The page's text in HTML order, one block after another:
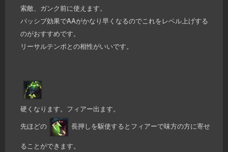
索敵、ガンク前に使えます。
パッシブ効果でAAがかなり早くなるのでこれをレベル上げする
のがおすすめです。
リーサルテンポとの相性がいいです。
硬くなります。フィアー出ます。
先ほどの
長押しを駆使するとフィアーで味方の方に寄せ
ることができます。